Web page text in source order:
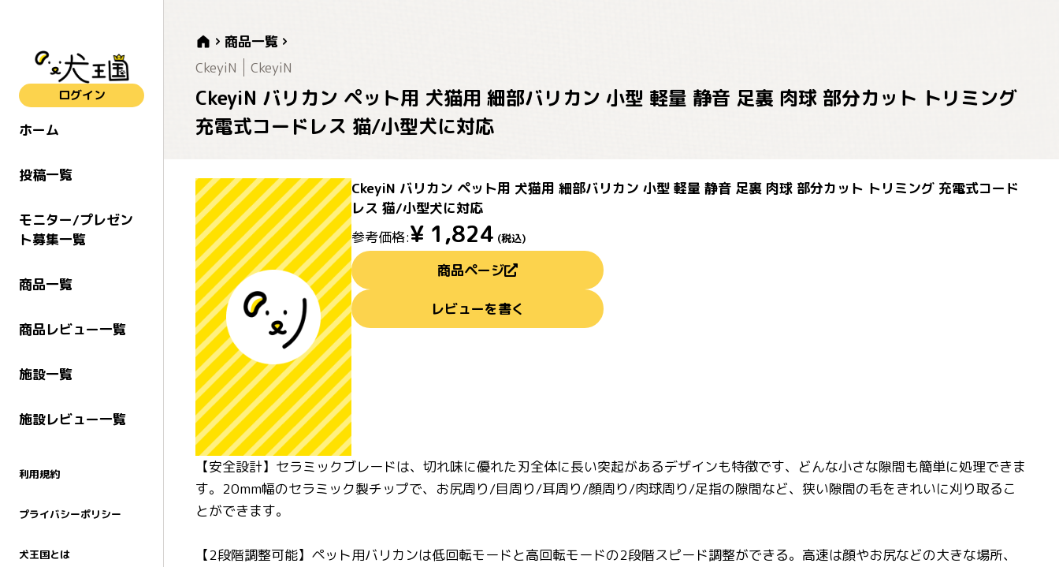
ログイン
ホーム
投稿一覧
モニター/プレゼン
ト募集一覧
商品一覧
商品レビュー一覧
施設一覧
施設レビュー一覧
利用規約
プライバシーポリシー
犬王国とは
商品一覧
CkeyiN
CkeyiN
CkeyiN バリカン ペット用 犬猫用 細部バリカン 小型 軽量 静音 足裏 肉球 部分カット トリミング
充電式コードレス 猫/小型犬に対応
CkeyiN バリカン ペット用 犬猫用 細部バリカン 小型 軽量 静音 足裏 肉球 部分カット トリミング 充電式コード
レス 猫/小型犬に対応
参考価格:¥ 1,824 (税込)
商品ページ
レビューを書く
【安全設計】セラミックブレードは、切れ味に優れた刃全体に長い突起があるデザインも特徴です、どんな小さな隙間も簡単に処理できま
す。20mm幅のセラミック製チップで、お尻周り/目周り/耳周り/顔周り/肉球周り/足指の隙間など、狭い隙間の毛をきれいに刈り取るこ
とができます。
【2段階調整可能】ペット用バリカンは低回転モードと高回転モードの2段階スピード調整ができる。高速は顔やお尻などの大きな場所、